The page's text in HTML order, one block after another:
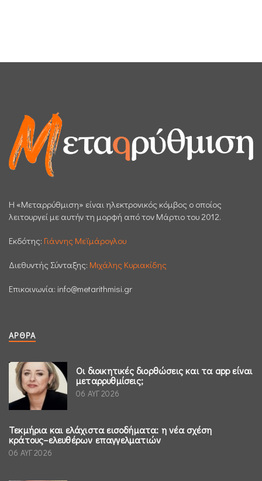
H «Μεταρρύθμιση» είναι ηλεκτρονικός κόμβος ο οποίος
λειτουργεί με αυτήν τη μορφή από τον Μάρτιο του 2012.
Εκδότης: Γιάννης Μεϊμάρογλου
Διεθυντής Σύνταξης: Μιχάλης Κυριακίδης
Επικοινωνία: info@metarithmisi.gr
ΆΡΘΡΑ
Οι διοικητικές διορθώσεις και τα app είναι
μεταρρυθμίσεις;
06 ΑΥΓ 2026
Τεκμήρια και ελάχιστα εισοδήματα: η νέα σχέση
κράτους–ελευθέρων επαγγελματιών
06 ΑΥΓ 2026